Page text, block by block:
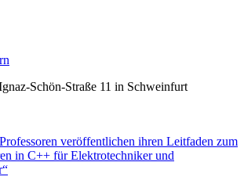
veröffentlichen ihren Leitfaden zum
in C++ für Elektrotechniker und